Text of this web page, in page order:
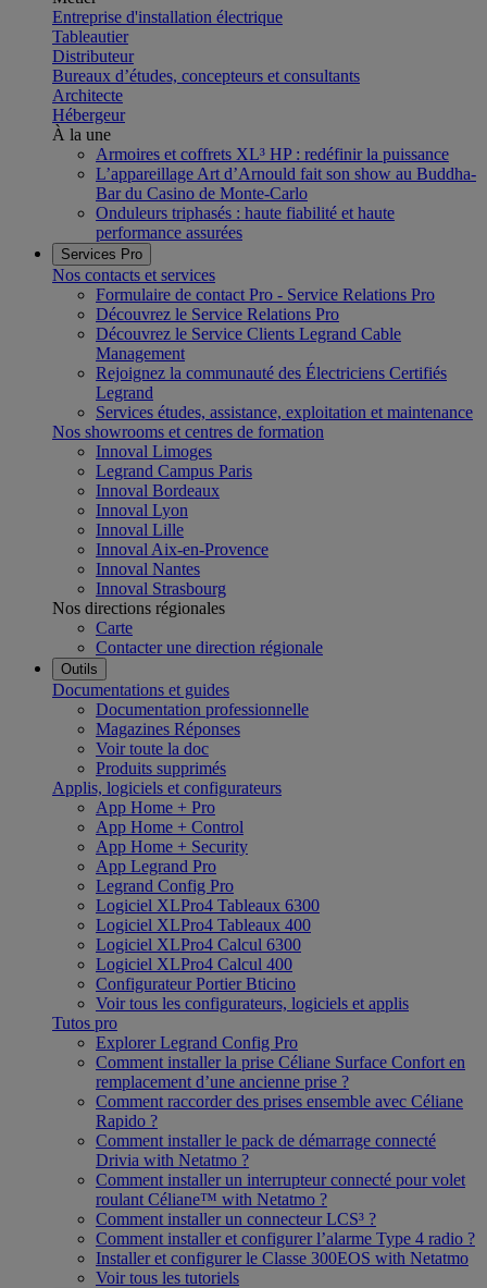
Entreprise d'installation électrique
Tableautier
Distributeur
Bureaux d’études, concepteurs et consultants
Architecte
Hébergeur
À la une
Armoires et coffrets XL³ HP : redéfinir la puissance
L’appareillage Art d’Arnould fait son show au Buddha-
Bar du Casino de Monte-Carlo
Onduleurs triphasés : haute fiabilité et haute
performance assurées
Services Pro
Nos contacts et services
Formulaire de contact Pro - Service Relations Pro
Découvrez le Service Relations Pro
Découvrez le Service Clients Legrand Cable
Management
Rejoignez la communauté des Électriciens Certifiés
Legrand
Services études, assistance, exploitation et maintenance
Nos showrooms et centres de formation
Innoval Limoges
Legrand Campus Paris
Innoval Bordeaux
Innoval Lyon
Innoval Lille
Innoval Aix-en-Provence
Innoval Nantes
Innoval Strasbourg
Nos directions régionales
Carte
Contacter une direction régionale
Outils
Documentations et guides
Documentation professionnelle
Magazines Réponses
Voir toute la doc
Produits supprimés
Applis, logiciels et configurateurs
App Home + Pro
App Home + Control
App Home + Security
App Legrand Pro
Legrand Config Pro
Logiciel XLPro4 Tableaux 6300
Logiciel XLPro4 Tableaux 400
Logiciel XLPro4 Calcul 6300
Logiciel XLPro4 Calcul 400
Configurateur Portier Bticino
Voir tous les configurateurs, logiciels et applis
Tutos pro
Explorer Legrand Config Pro
Comment installer la prise Céliane Surface Confort en
remplacement d’une ancienne prise ?
Comment raccorder des prises ensemble avec Céliane
Rapido ?
Comment installer le pack de démarrage connecté
Drivia with Netatmo ?
Comment installer un interrupteur connecté pour volet
roulant Céliane™ with Netatmo ?
Comment installer un connecteur LCS³ ?
Comment installer et configurer l’alarme Type 4 radio ?
Installer et configurer le Classe 300EOS with Netatmo
Voir tous les tutoriels